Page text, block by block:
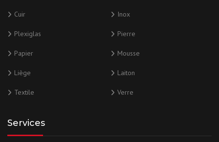
Cuir Inox
Plexiglas Pierre
Papier Mousse
Liège Laiton
Textile Verre
Services